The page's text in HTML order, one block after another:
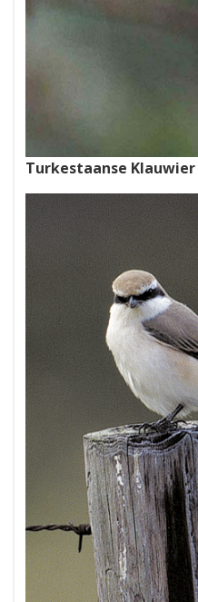
Turkestaanse Klauwier